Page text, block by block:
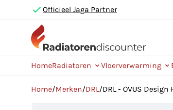
Officieel Jaga Partner
HomeRadiatoren Vloerverwarming
Home/Merken/DRL/DRL - OVUS